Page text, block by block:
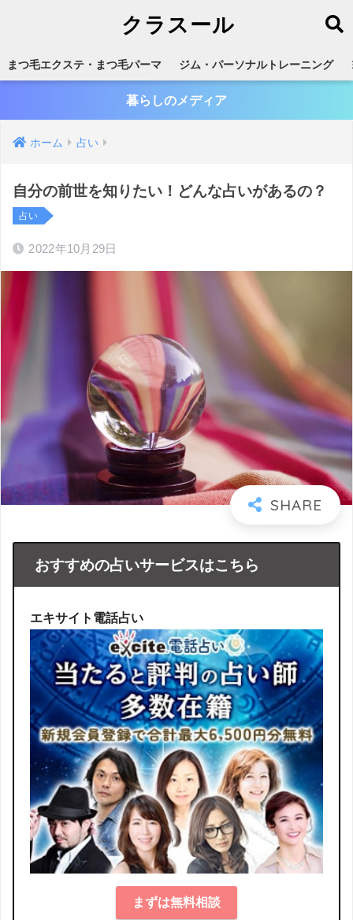
クラスール
まつ毛エクステ・まつ毛パーマ ジム・パーソナルトレーニング
暮らしのメディア
ホーム 占い
自分の前世を知りたい！どんな占いがあるの？
占い
2022年10月29日
おすすめの占いサービスはこちら
エキサイト電話占い
まずは無料相談